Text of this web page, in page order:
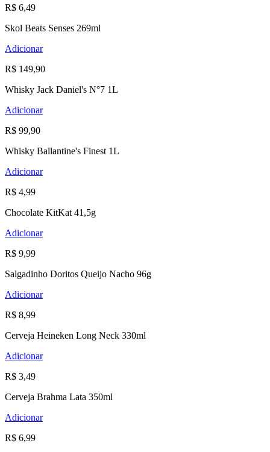
R$ 6,49
Skol Beats Senses 269ml
Adicionar
R$ 149,90
Whisky Jack Daniel's N°7 1L
Adicionar
R$ 99,90
Whisky Ballantine's Finest 1L
Adicionar
R$ 4,99
Chocolate KitKat 41,5g
Adicionar
R$ 9,99
Salgadinho Doritos Queijo Nacho 96g
Adicionar
R$ 8,99
Cerveja Heineken Long Neck 330ml
Adicionar
R$ 3,49
Cerveja Brahma Lata 350ml
Adicionar
R$ 6,99